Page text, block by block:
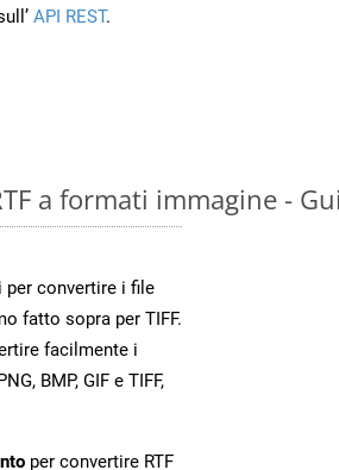
API REST.
a formati immagine -
per convertire i file
fatto sopra per TIFF.
facilmente i
BMP, GIF e TIFF,
per convertire RTF